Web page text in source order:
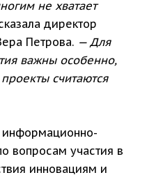
не хватает
директор
Петрова. — Для
важны особенно,
считаются
информационно-
вопросам участия в
инновациям и